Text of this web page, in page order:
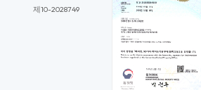
제10-2028749​